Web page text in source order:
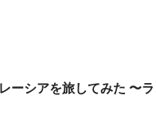
ーシアを旅してみた 〜